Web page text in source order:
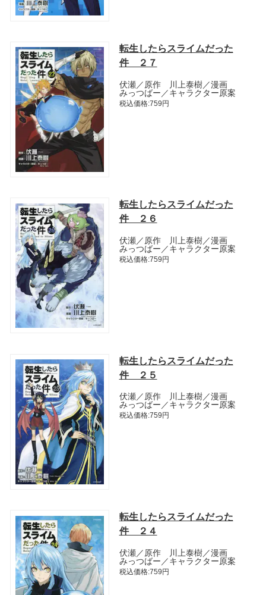
転生したらスライムだった
件 ２７
伏瀬／原作 川上泰樹／漫画
みっつばー／キャラクター原案
税込価格:759円
転生したらスライムだった
件 ２６
伏瀬／原作 川上泰樹／漫画
みっつばー／キャラクター原案
税込価格:759円
転生したらスライムだった
件 ２５
伏瀬／原作 川上泰樹／漫画
みっつばー／キャラクター原案
税込価格:759円
転生したらスライムだった
件 ２４
伏瀬／原作 川上泰樹／漫画
みっつばー／キャラクター原案
税込価格:759円